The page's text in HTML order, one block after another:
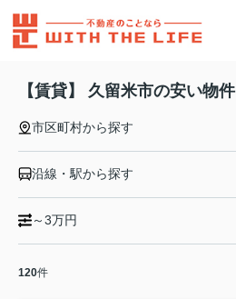
【賃貸】 久留米市の安い物件
市区町村から探す
沿線・駅から探す
～3万円
120件